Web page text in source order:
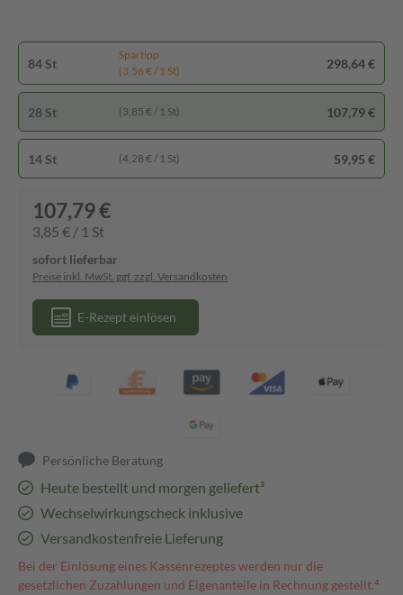
84 St
Spartipp
(3,56 € / 1 St)
298,64 €
28 St (3,85 € / 1 St) 107,79 €
14 St (4,28 € / 1 St) 59,95 €
107,79 €
3,85 € / 1 St
sofort lieferbar
Preise inkl. MwSt. ggf. zzgl. Versandkosten
E-Rezept einlösen
Persönliche Beratung
Heute bestellt und morgen geliefert³
Wechselwirkungscheck inklusive
Versandkostenfreie Lieferung
Bei der Einlösung eines Kassenrezeptes werden nur die
gesetzlichen Zuzahlungen und Eigenanteile in Rechnung gestellt.⁴